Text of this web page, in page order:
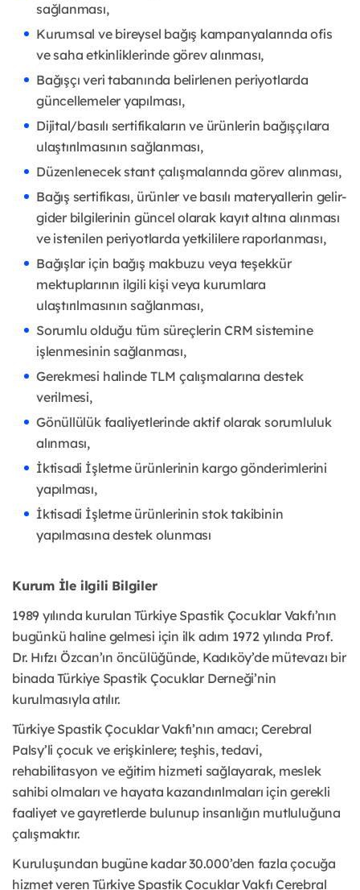
sağlanması,
Kurumsal ve bireysel bağış kampanyalarında ofis
ve saha etkinliklerinde görev alınması,
Bağışçı veri tabanında belirlenen periyotlarda
güncellemeler yapılması,
Dijital/basılı sertifikaların ve ürünlerin bağışçılara
ulaştırılmasının sağlanması,
Düzenlenecek stant çalışmalarında görev alınması,
Bağış sertifikası, ürünler ve basılı materyallerin gelir-
gider bilgilerinin güncel olarak kayıt altına alınması
ve istenilen periyotlarda yetkililere raporlanması,
Bağışlar için bağış makbuzu veya teşekkür
mektuplarının ilgili kişi veya kurumlara
ulaştırılmasının sağlanması,
Sorumlu olduğu tüm süreçlerin CRM sistemine
işlenmesinin sağlanması,
Gerekmesi halinde TLM çalışmalarına destek
verilmesi,
Gönüllülük faaliyetlerinde aktif olarak sorumluluk
alınması,
İktisadi İşletme ürünlerinin kargo gönderimlerini
yapılması,
İktisadi İşletme ürünlerinin stok takibinin
yapılmasına destek olunması
Kurum İle ilgili Bilgiler
1989 yılında kurulan Türkiye Spastik Çocuklar Vakfı’nın
bugünkü haline gelmesi için ilk adım 1972 yılında Prof.
Dr. Hıfzı Özcan’ın öncülüğünde, Kadıköy’de mütevazı bir
binada Türkiye Spastik Çocuklar Derneği’nin
kurulmasıyla atılır.
Türkiye Spastik Çocuklar Vakfı’nın amacı; Cerebral
Palsy’li çocuk ve erişkinlere; teşhis, tedavi,
rehabilitasyon ve eğitim hizmeti sağlayarak, meslek
sahibi olmaları ve hayata kazandırılmaları için gerekli
faaliyet ve gayretlerde bulunup insanlığın mutluluğuna
çalışmaktır.
Kuruluşundan bugüne kadar 30.000’den fazla çocuğa
hizmet veren Türkiye Spastik Çocuklar Vakfı Cerebral